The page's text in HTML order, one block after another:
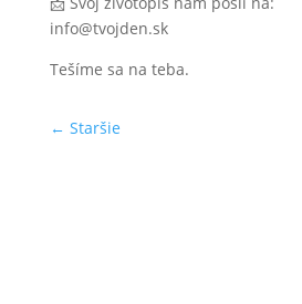
info@tvojden.sk
Tešíme sa na teba.
← Staršie